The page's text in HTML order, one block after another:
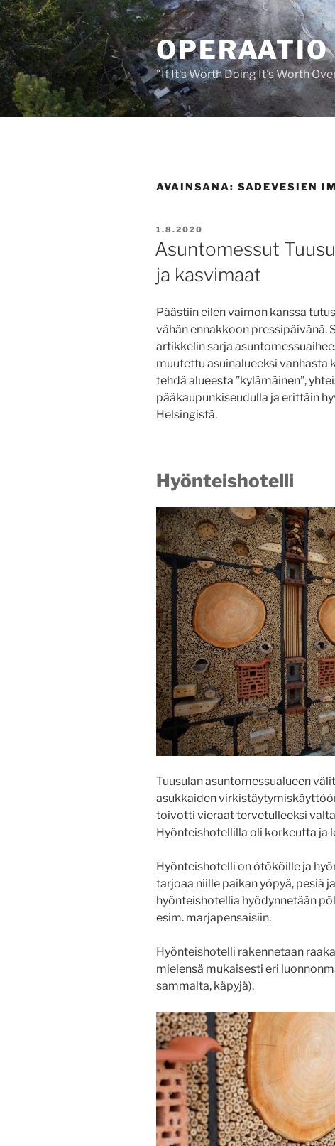
Siirry
sisältöön
"If It's Worth Doing It's Worth
AVAINSANA: SADEVESIEN
JULKAISTU
1.8.2020
Asuntomessut
ja kasvimaat
Päästiin eilen vaimon kanssa
vähän ennakkoon pressipäivänä.
artikkelin sarja
muutettu asuinalueeksi vanhasta
tehdä alueesta ”kylämäinen”,
pääkaupunkiseudulla ja erittäin
Helsingistä.
Hyönteishotelli
Tuusulan asuntomessualueen
asukkaiden
toivotti vieraat tervetulleeksi
Hyönteishotellilla oli korkeutta ja
Hyönteishotelli on ötököille ja
tarjoaa niille paikan yöpyä, pesiä
hyönteishotellia hyödynnetään
esim. marjapensaisiin.
Hyönteishotelli rakennetaan
mielensä mukaisesti eri
sammalta, käpyjä).